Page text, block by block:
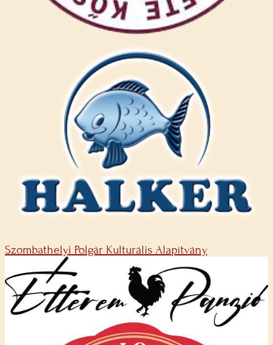
Szombathelyi Polgár Kulturális Alapítvány